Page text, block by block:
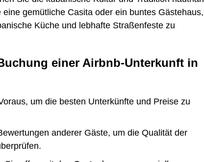
gemütliche Casita oder ein buntes Gästehaus,
Küche und lebhafte Straßenfeste zu
einer Airbnb-Unterkunft in
um die besten Unterkünfte und Preise zu
anderer Gäste, um die Qualität der